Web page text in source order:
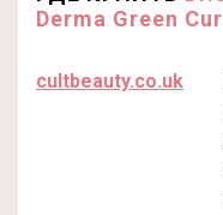
Derma Green
cultbeauty.co.uk